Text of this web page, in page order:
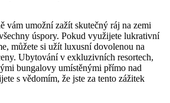
vám umožní zažít skutečný ráj na zemi
úspory. Pokud využijete lukrativní⁢
můžete si užít luxusní dovolenou na
Ubytování v exkluzivních resortech,
bungalovy⁣ umístěnými přímo nad
s‌ vědomím, ‍že jste za tento zážitek